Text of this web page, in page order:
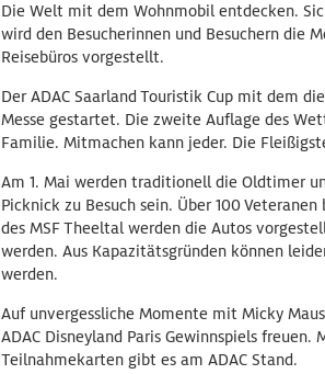
Die Welt mit dem Wohnmobil entdecken.
wird den Besucherinnen und Besuchern die
Reisebüros vorgestellt.
Der ADAC Saarland Touristik Cup mit dem
Messe gestartet. Die zweite Auflage des
Familie. Mitmachen kann jeder. Die
Am 1. Mai werden traditionell die Oldtimer
Picknick zu Besuch sein. Über 100
des MSF Theeltal werden die Autos
werden. Aus Kapazitätsgründen können
werden.
Auf unvergessliche Momente mit Micky
ADAC Disneyland Paris Gewinnspiels
Teilnahmekarten gibt es am ADAC Stand.